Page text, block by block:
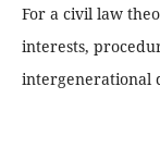
For a civil law
interests,
intergenerational